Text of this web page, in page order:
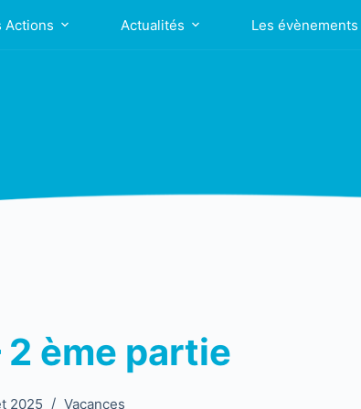
Actions Actualités Les évènements
2 ème partie
2025 Vacances